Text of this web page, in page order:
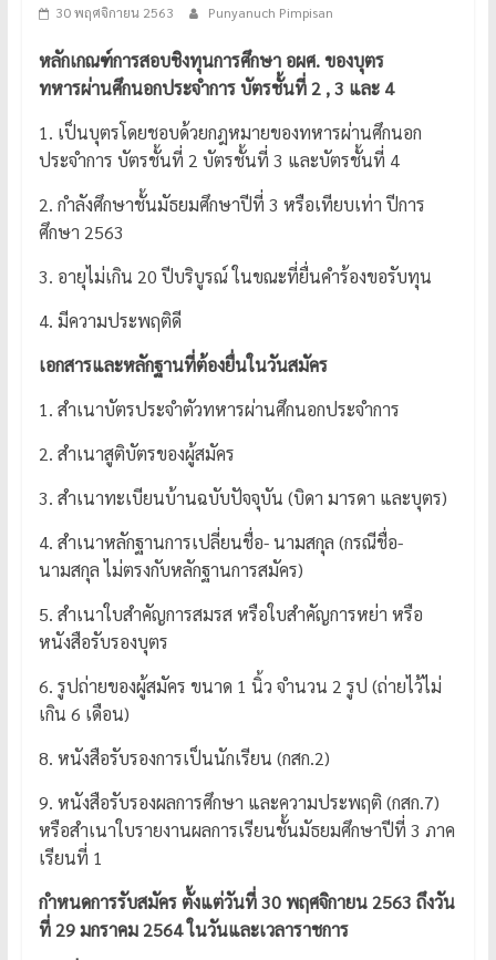
30 พฤศจิกายน 2563 Punyanuch Pimpisan
หลักเกณฑ์การสอบชิงทุนการศึกษา อผศ. ของบุตร
ทหารผ่านศึกนอกประจำการ บัตรชั้นที่ 2 , 3 และ 4
1. เป็นบุตรโดยชอบด้วยกฎหมายของทหารผ่านศึกนอก
ประจำการ บัตรชั้นที่ 2 บัตรชั้นที่ 3 และบัตรชั้นที่ 4
2. กำลังศึกษาชั้นมัธยมศึกษาปีที่ 3 หรือเทียบเท่า ปีการ
ศึกษา 2563
3. อายุไม่เกิน 20 ปีบริบูรณ์ ในขณะที่ยื่นคำร้องขอรับทุน
4. มีความประพฤติดี
เอกสารและหลักฐานที่ต้องยื่นในวันสมัคร
1. สำเนาบัตรประจำตัวทหารผ่านศึกนอกประจำการ
2. สำเนาสูติบัตรของผู้สมัคร
3. สำเนาทะเบียนบ้านฉบับปัจจุบัน (บิดา มารดา และบุตร)
4. สำเนาหลักฐานการเปลี่ยนชื่อ- นามสกุล (กรณีชื่อ-
นามสกุล ไม่ตรงกับหลักฐานการสมัคร)
5. สำเนาใบสำคัญการสมรส หรือใบสำคัญการหย่า หรือ
หนังสือรับรองบุตร
6. รูปถ่ายของผู้สมัคร ขนาด 1 นิ้ว จำนวน 2 รูป (ถ่ายไว้ไม่
เกิน 6 เดือน)
8. หนังสือรับรองการเป็นนักเรียน (กสก.2)
9. หนังสือรับรองผลการศึกษา และความประพฤติ (กสก.7)
หรือสำเนาใบรายงานผลการเรียนชั้นมัธยมศึกษาปีที่ 3 ภาค
เรียนที่ 1
กำหนดการรับสมัคร ตั้งแต่วันที่ 30 พฤศจิกายน 2563 ถึงวัน
ที่ 29 มกราคม 2564 ในวันและเวลาราชการ